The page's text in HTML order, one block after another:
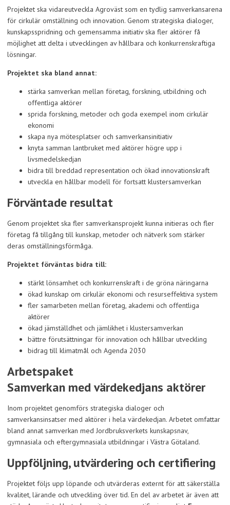
Projektet ska vidareutveckla Agroväst som en tydlig samverkansarena
för cirkulär omställning och innovation. Genom strategiska dialoger,
kunskapsspridning och gemensamma initiativ ska fler aktörer få
möjlighet att delta i utvecklingen av hållbara och konkurrenskraftiga
lösningar.
Projektet ska bland annat:
stärka samverkan mellan företag, forskning, utbildning och
offentliga aktörer
sprida forskning, metoder och goda exempel inom cirkulär
ekonomi
skapa nya mötesplatser och samverkansinitiativ
knyta samman lantbruket med aktörer högre upp i
livsmedelskedjan
bidra till breddad representation och ökad innovationskraft
utveckla en hållbar modell för fortsatt klustersamverkan
Förväntade resultat
Genom projektet ska fler samverkansprojekt kunna initieras och fler
företag få tillgång till kunskap, metoder och nätverk som stärker
deras omställningsförmåga.
Projektet förväntas bidra till:
stärkt lönsamhet och konkurrenskraft i de gröna näringarna
ökad kunskap om cirkulär ekonomi och resurseffektiva system
fler samarbeten mellan företag, akademi och offentliga
aktörer
ökad jämställdhet och jämlikhet i klustersamverkan
bättre förutsättningar för innovation och hållbar utveckling
bidrag till klimatmål och Agenda 2030
Arbetspaket
Samverkan med värdekedjans aktörer
Inom projektet genomförs strategiska dialoger och
samverkansinsatser med aktörer i hela värdekedjan. Arbetet omfattar
bland annat samverkan med Jordbruksverkets kunskapsnav,
gymnasiala och eftergymnasiala utbildningar i Västra Götaland.
Uppföljning, utvärdering och certifiering
Projektet följs upp löpande och utvärderas externt för att säkerställa
kvalitet, lärande och utveckling över tid. En del av arbetet är även att